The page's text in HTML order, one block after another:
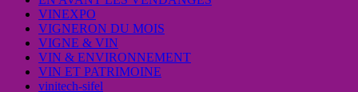
VINEXPO
VIGNERON DU MOIS
VIGNE & VIN
VIN & ENVIRONNEMENT
VIN ET PATRIMOINE
vinitech-sifel